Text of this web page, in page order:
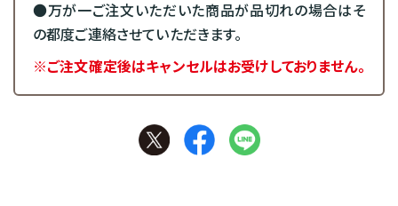
●万が一ご注文いただいた商品が品切れの場合はそ
の都度ご連絡させていただきます。
※ご注文確定後はキャンセルはお受けしておりません。